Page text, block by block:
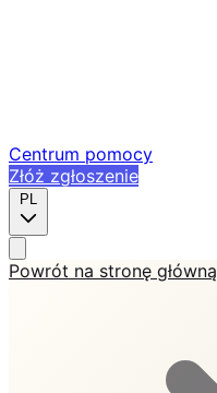
Centrum pomocy
Złóż zgłoszenie
PL
Powrót na stronę główną